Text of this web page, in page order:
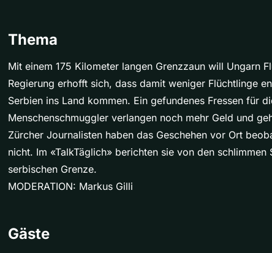
Thema
Mit einem 175 Kilometer langen Grenzzaun will Ungarn
Regierung erhofft sich, dass damit weniger Flüchtlinge
Serbien ins Land kommen. Ein gefundenes Fressen für
Menschenschmuggler verlangen noch mehr Geld und
Zürcher Journalisten haben das Geschehen vor Ort
nicht. Im «TalkTäglich» berichten sie von den schlimmen
serbischen Grenze.
MODERATION: Markus Gilli
Gäste